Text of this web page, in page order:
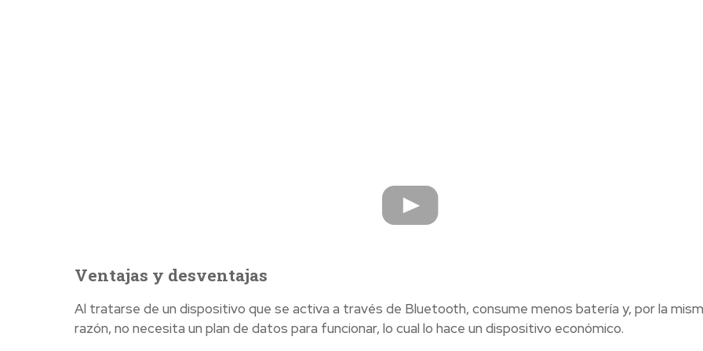
Ventajas y desventajas
Al tratarse de un dispositivo que se activa a través de Bluetooth, consume menos batería y, por la
razón, no necesita un plan de datos para funcionar, lo cual lo hace un dispositivo económico.